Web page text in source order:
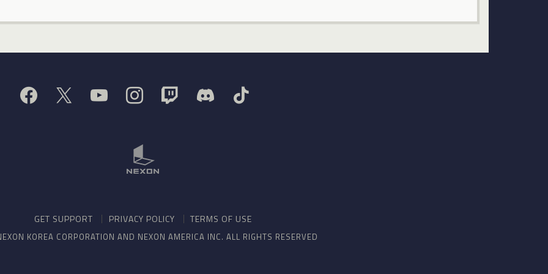
GET SUPPORT PRIVACY POLICY TERMS OF USE
KOREA CORPORATION AND NEXON AMERICA INC. ALL RIGHTS RESERVED